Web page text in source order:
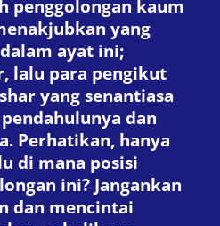
penggolongan kaum
yang
ayat ini;
lalu para pengikut
yang senantiasa
dan
Perhatikan, hanya
di mana posisi
ini? Jangankan
dan mencintai